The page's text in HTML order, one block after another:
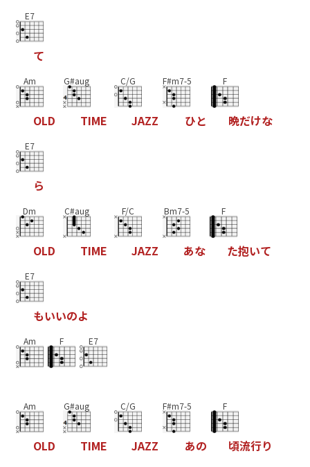
E7
て
Am
OLD
G#aug
TIME
C/G
JAZZ
F#m7-5
ひと
F
晩だけな
E7
ら
Dm
OLD
C#aug
TIME
F/C
JAZZ
Bm7-5
あな
F
た抱いて
E7
もいいのよ
Am F E7
Am
OLD
G#aug
TIME
C/G
JAZZ
F#m7-5
あの
F
頃流行り